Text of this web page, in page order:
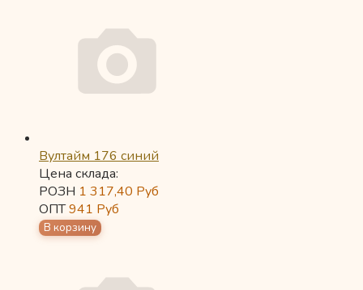
Вултайм 176 синий
Цена склада:
РОЗН 1 317,40 Руб
ОПТ941 Руб